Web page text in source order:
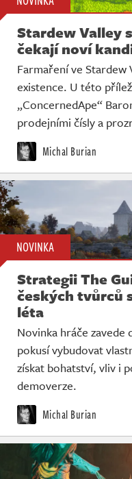
Stardew Valley
čekají noví
Farmaření ve Stardew
existence. U této
„ConcernedApe“
prodejními čísly a
Michal Burian
NOVINKA
Strategii The
českých tvůrců
léta
Novinka hráče
pokusí vybudovat
získat bohatství, vliv i
demoverze.
Michal Burian